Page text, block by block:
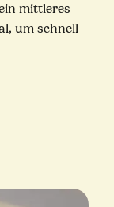
mittleres
um schnell